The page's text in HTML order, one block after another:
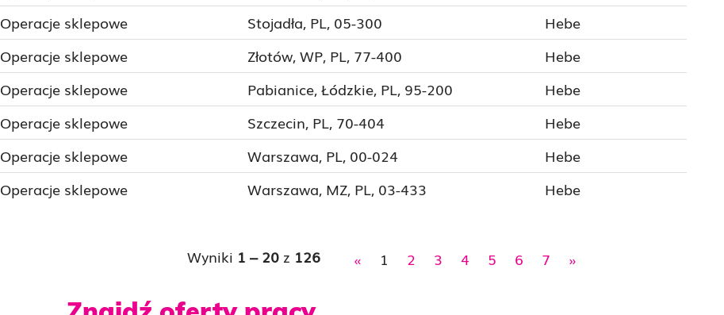
Operacje sklepowe Stojadła, PL, 05-300
Hebe
Operacje sklepowe Złotów, WP, PL, 77-400
Hebe
Operacje sklepowe Pabianice, Łódzkie, PL, 95-200
Hebe
Operacje sklepowe Szczecin, PL, 70-404
Hebe
Operacje sklepowe Warszawa, PL, 00-024
Hebe
Operacje sklepowe Warszawa, MZ, PL, 03-433 Hebe
Wyniki 1 – 20 z 126 « 1 2 3 4 5 6 7 »